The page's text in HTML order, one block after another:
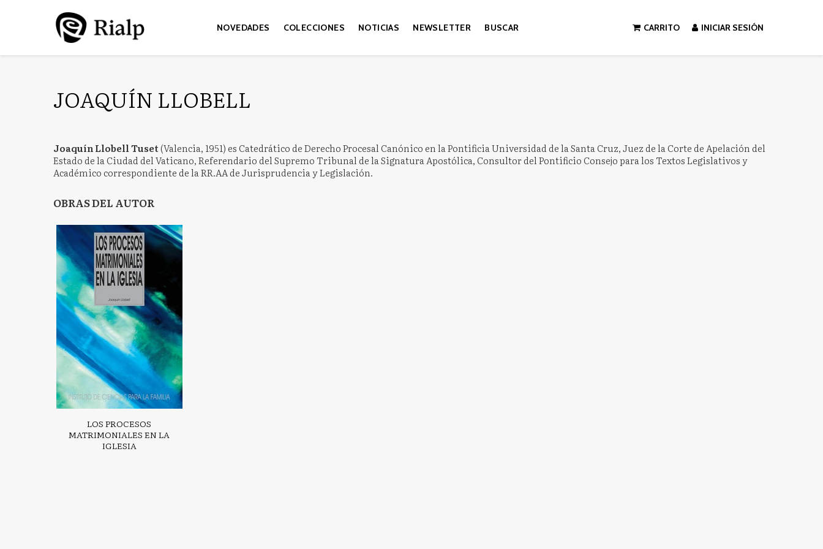
NOVEDADES COLECCIONES NOTICIAS NEWSLETTER BUSCAR CARRITO INICIAR SESIÓN
JOAQUÍN LLOBELL
Joaquín Llobell Tuset(Valencia, 1951) es Catedrático de Derecho Procesal Canónico en la Pontificia Universidad de la Santa Cruz, Juez de la Corte de Apelación del
Estado de la Ciudad del Vaticano, Referendario del Supremo Tribunal de la Signatura Apostólica, Consultor del Pontificio Consejo para los Textos Legislativos y
Académico correspondiente de la RR.AA de Jurisprudencia y Legislación.
OBRAS DEL AUTOR
LOS PROCESOS
MATRIMONIALES EN LA
IGLESIA